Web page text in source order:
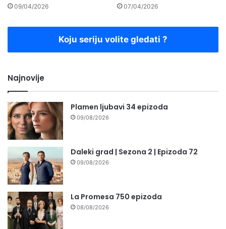
09/04/2026 07/04/2026
Koju seriju volite gledati ?
Najnovije
Plamen ljubavi 34 epizoda
09/08/2026
Daleki grad | Sezona 2 | Epizoda 72
09/08/2026
La Promesa 750 epizoda
08/08/2026